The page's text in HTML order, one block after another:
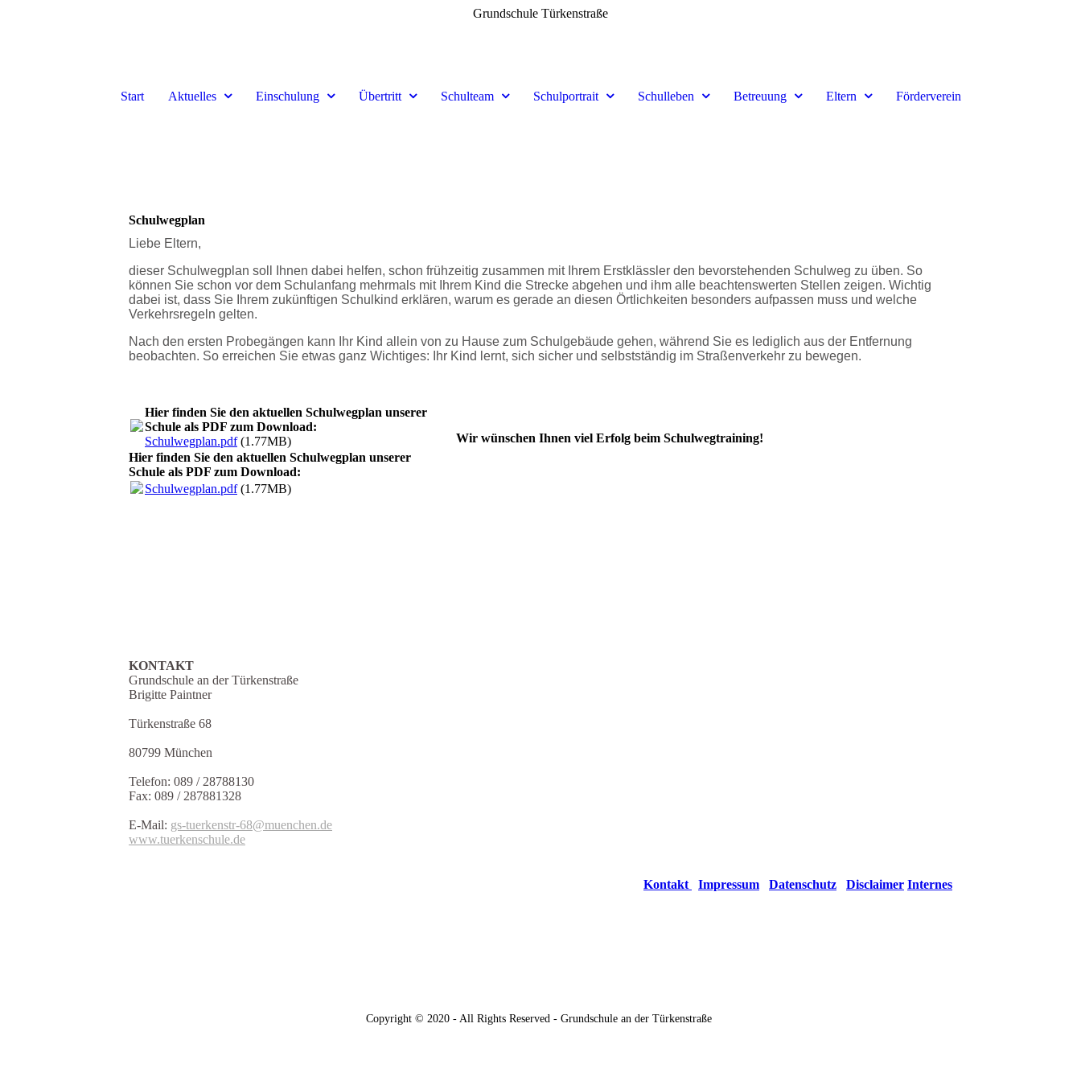
Grundschule Türkenstraße
Start Aktuelles Einschulung Übertritt Schulteam Schulportrait Schulleben Betreuung Eltern Förderverein
Schulwegplan
Liebe Eltern,
dieser Schulwegplan soll Ihnen dabei helfen, schon frühzeitig zusammen mit Ihrem Erstklässler den bevorstehenden Schulweg zu üben. So
können Sie schon vor dem Schulanfang mehrmals mit Ihrem Kind die Strecke abgehen und ihm alle beachtenswerten Stellen zeigen. Wichtig
dabei ist, dass Sie Ihrem zukünftigen Schulkind erklären, warum es gerade an diesen Örtlichkeiten besonders aufpassen muss und welche
Verkehrsregeln gelten.
Nach den ersten Probegängen kann Ihr Kind allein von zu Hause zum Schulgebäude gehen, während Sie es lediglich aus der Entfernung
beobachten. So erreichen Sie etwas ganz Wichtiges: Ihr Kind lernt, sich sicher und selbstständig im Straßenverkehr zu bewegen.
Hier finden Sie den aktuellen Schulwegplan unserer
Schule als PDF zum Download:
Schulwegplan.pdf(1.77MB)
Hier finden Sie den aktuellen Schulwegplan unserer
Schule als PDF zum Download:
Schulwegplan.pdf(1.77MB)
Wir wünschen Ihnen viel Erfolg beim Schulwegtraining!
KONTAKT
Grundschule an der Türkenstraße
Brigitte Paintner
Türkenstraße 68
80799 München
Telefon: 089 / 28788130
Fax: 089 / 287881328
E-Mail: gs-tuerkenstr-68@muenchen.de
www.tuerkenschule.de
Kontakt Impressum Datenschutz Disclaimer Internes
Copyright © 2020 - All Rights Reserved - Grundschule an der Türkenstraße